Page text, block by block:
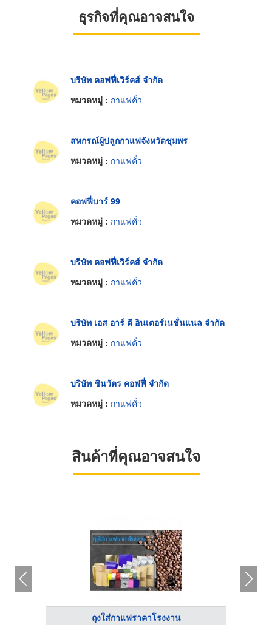
ธุรกิจที่คุณอาจสนใจ
บริษัท คอฟฟี่เวิร์คส์ จำกัด
หมวดหมู่ : กาแฟคั่ว
สหกรณ์ผู้ปลูกกาแฟจังหวัดชุมพร
หมวดหมู่ : กาแฟคั่ว
คอฟฟี่บาร์ 99
หมวดหมู่ : กาแฟคั่ว
บริษัท คอฟฟี่เวิร์คส์ จำกัด
หมวดหมู่ : กาแฟคั่ว
บริษัท เอส อาร์ ดี อินเตอร์เนชั่นแนล จำกัด
หมวดหมู่ : กาแฟคั่ว
บริษัท ชินวัตร คอฟฟี่ จำกัด
หมวดหมู่ : กาแฟคั่ว
สินค้าที่คุณอาจสนใจ
ถุงใส่กาแฟราคาโรงงาน